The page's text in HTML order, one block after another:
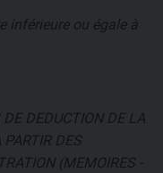
inférieure ou égale à
DEDUCTION DE LA
PARTIR DES
(MEMOIRES -